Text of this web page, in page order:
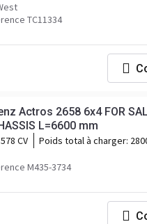
TC11334
Actros 2658 6x4 FOR
L=6600 mm
578 CV Poids total à charger:
M435-3734